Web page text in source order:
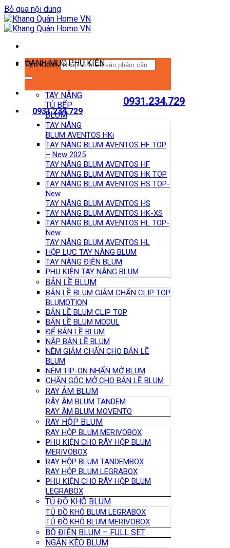
Bỏ qua nội dung
Tìm kiếm:
0931.234.729
0931.234.729
DANH MỤC PHỤ KIỆN
TAY NÂNG
TỦ BẾP
BLUM
TAY NÂNG
BLUM AVENTOS HKi
TAY NÂNG BLUM AVENTOS HF TOP
– New 2025
TAY NÂNG BLUM AVENTOS HF
TAY NÂNG BLUM AVENTOS HK TOP
TAY NÂNG BLUM AVENTOS HS TOP-
New
TAY NÂNG BLUM AVENTOS HS
TAY NÂNG BLUM AVENTOS HK-XS
TAY NÂNG BLUM AVENTOS HL TOP-
New
TAY NÂNG BLUM AVENTOS HL
HỘP LỰC TAY NÂNG BLUM
TAY NÂNG ĐIỆN BLUM
PHỤ KIỆN TAY NÂNG BLUM
BẢN LỀ BLUM
BẢN LỀ BLUM GIẢM CHẤN CLIP TOP
BLUMOTION
BẢN LỀ BLUM CLIP TOP
BẢN LỀ BLUM MODUL
ĐẾ BẢN LỀ BLUM
NẮP BẢN LỀ BLUM
NÊM GIẢM CHẤN CHO BẢN LỀ
BLUM
NÊM TIP-ON NHẤN MỞ BLUM
CHẶN GÓC MỞ CHO BẢN LỀ BLUM
RAY ÂM BLUM
RÂY ÂM BLUM TANDEM
RAY ÂM BLUM MOVENTO
RAY HỘP BLUM
RAY HỘP BLUM MERIVOBOX
PHỤ KIỆN CHO RÂY HỘP BLUM
MERIVOBOX
RAY HỘP BLUM TANDEMBOX
RAY HỘP BLUM LEGRABOX
PHỤ KIỆN CHO RÂY HỘP BLUM
LEGRABOX
TỦ ĐỒ KHÔ BLUM
TỦ ĐỒ KHÔ BLUM LEGRABOX
TỦ ĐỒ KHÔ BLUM MERIVOBOX
BỘ ĐIỆN BLUM – FULL SET
NGĂN KÉO BLUM